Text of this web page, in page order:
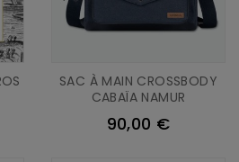
SAC À MAIN CROSSBODY
CABAÏA NAMUR
90,00 €